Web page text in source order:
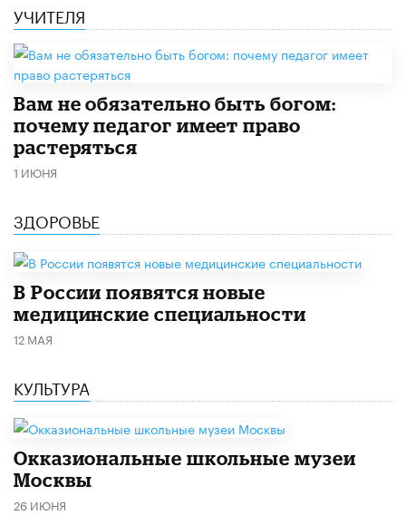
УЧИТЕЛЯ
​Вам не обязательно быть богом:
почему педагог имеет право
растеряться
1 ИЮНЯ
ЗДОРОВЬЕ
В России появятся новые
медицинские специальности
12 МАЯ
КУЛЬТУРА
​Окказиональные школьные музеи
Москвы
26 ИЮНЯ